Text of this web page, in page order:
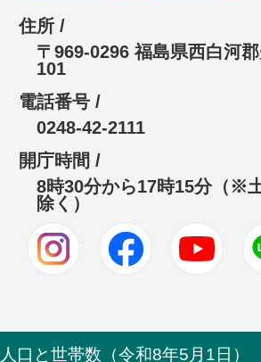
住所 /
〒969-0296 福島県西白河
101
電話番号 /
0248-42-2111
開庁時間 /
8時30分から17時15分（※
除く）
Instagram Facebook